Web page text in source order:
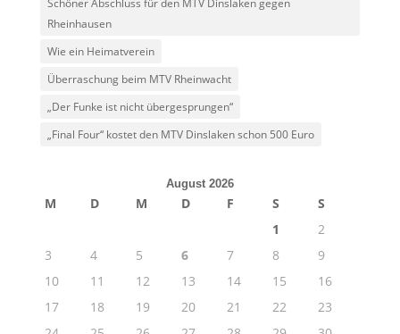
Schöner Abschluss für den MTV Dinslaken gegen
Rheinhausen
Wie ein Heimatverein
Überraschung beim MTV Rheinwacht
„Der Funke ist nicht übergesprungen“
„Final Four“ kostet den MTV Dinslaken schon 500 Euro
August 2026
M D M D F S
S
1
2
3
4 5 6 7 8
9
10
11 12 13 14 15
16
17
18 19 20 21 22
23